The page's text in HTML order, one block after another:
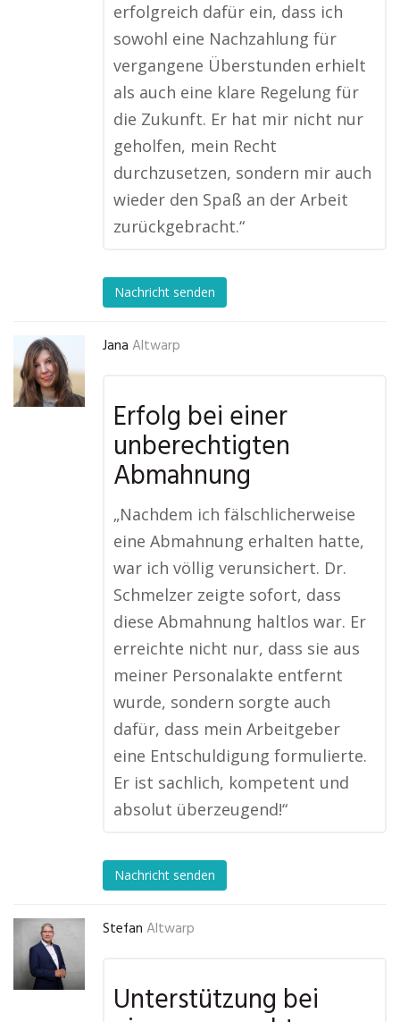
erfolgreich dafür ein, dass ich
sowohl eine Nachzahlung für
vergangene Überstunden erhielt
als auch eine klare Regelung für
die Zukunft. Er hat mir nicht nur
geholfen, mein Recht
durchzusetzen, sondern mir auch
wieder den Spaß an der Arbeit
zurückgebracht.“
Nachricht senden
Jana Altwarp
Erfolg bei einer
unberechtigten
Abmahnung
„Nachdem ich fälschlicherweise
eine Abmahnung erhalten hatte,
war ich völlig verunsichert. Dr.
Schmelzer zeigte sofort, dass
diese Abmahnung haltlos war. Er
erreichte nicht nur, dass sie aus
meiner Personalakte entfernt
wurde, sondern sorgte auch
dafür, dass mein Arbeitgeber
eine Entschuldigung formulierte.
Er ist sachlich, kompetent und
absolut überzeugend!“
Nachricht senden
Stefan Altwarp
Unterstützung bei